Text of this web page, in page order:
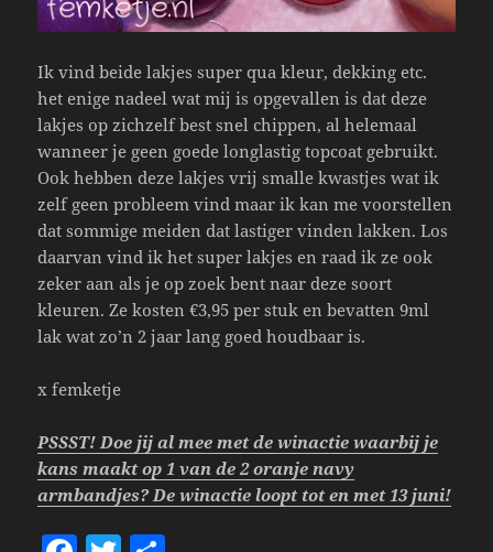
Ik vind beide lakjes super qua kleur, dekking etc.
het enige nadeel wat mij is opgevallen is dat deze
lakjes op zichzelf best snel chippen, al helemaal
wanneer je geen goede longlastig topcoat gebruikt.
Ook hebben deze lakjes vrij smalle kwastjes wat ik
zelf geen probleem vind maar ik kan me voorstellen
dat sommige meiden dat lastiger vinden lakken. Los
daarvan vind ik het super lakjes en raad ik ze ook
zeker aan als je op zoek bent naar deze soort
kleuren. Ze kosten €3,95 per stuk en bevatten 9ml
lak wat zo’n 2 jaar lang goed houdbaar is.
x femketje
PSSST! Doe jij al mee met de winactie waarbij je
kans maakt op 1 van de 2 oranje navy
armbandjes? De winactie loopt tot en met 13 juni!